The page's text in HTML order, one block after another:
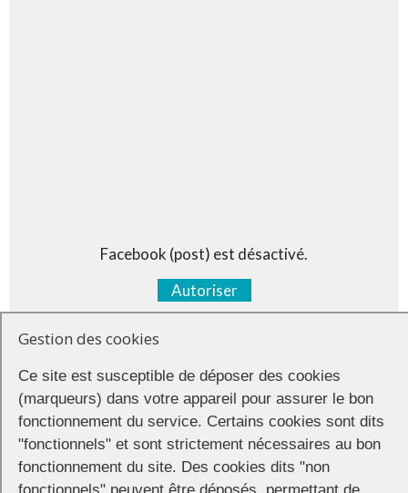
Facebook (post) est désactivé.
Autoriser
Gestion des cookies
Ce site est susceptible de déposer des cookies
(marqueurs) dans votre appareil pour assurer le bon
fonctionnement du service. Certains cookies sont dits
"fonctionnels" et sont strictement nécessaires au bon
fonctionnement du site. Des cookies dits "non